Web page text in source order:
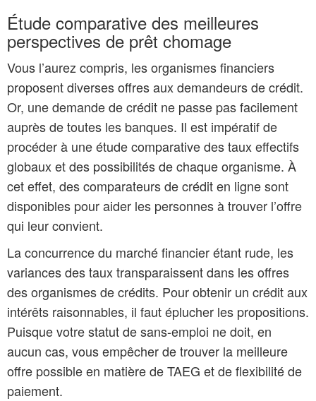
Étude comparative des meilleures
perspectives de prêt chomage
Vous l’aurez compris, les organismes financiers
proposent diverses offres aux demandeurs de crédit.
Or, une demande de crédit ne passe pas facilement
auprès de toutes les banques. Il est impératif de
procéder à une étude comparative des taux effectifs
globaux et des possibilités de chaque organisme. À
cet effet, des comparateurs de crédit en ligne sont
disponibles pour aider les personnes à trouver l’offre
qui leur convient.
La concurrence du marché financier étant rude, les
variances des taux transparaissent dans les offres
des organismes de crédits. Pour obtenir un crédit aux
intérêts raisonnables, il faut éplucher les propositions.
Puisque votre statut de sans-emploi ne doit, en
aucun cas, vous empêcher de trouver la meilleure
offre possible en matière de TAEG et de flexibilité de
paiement.